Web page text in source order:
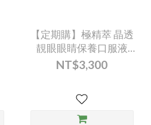
【定期購】極精萃 晶透
靚眼眼睛保養口服液
30ml --- (3入)
NT$3,300